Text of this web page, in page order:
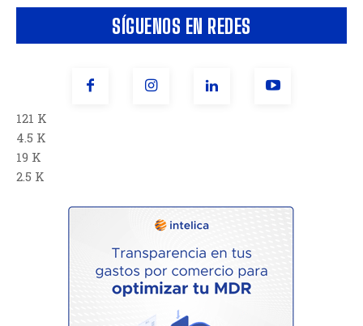
SÍGUENOS EN REDES
121 K
4.5 K
19 K
2.5 K